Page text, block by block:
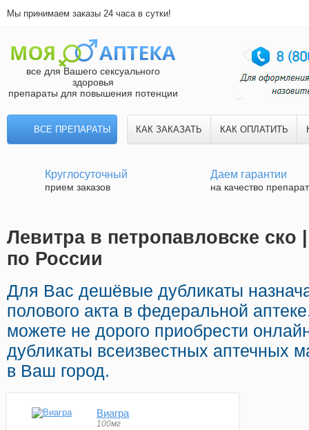
Мы принимаем заказы 24 часа в сутки!
все для Вашего сексуального
здоровья
препараты для повышения потенции
ВСЕ ПРЕПАРАТЫ КАК ЗАКАЗАТЬ КАК ОПЛАТИТЬ
Круглосуточный
прием заказов
Даем гарантии
на качество
Левитра в петропавловске ско
по России
Для Вас дешёвые дубликаты
полового акта в федеральной
можете не дорого приобрести
дубликаты всеизвестных аптечных
в Ваш город.
Виагра
100мг